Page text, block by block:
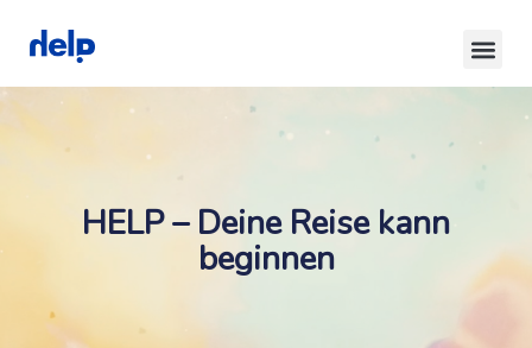
HELP – Deine Reise kann
beginnen